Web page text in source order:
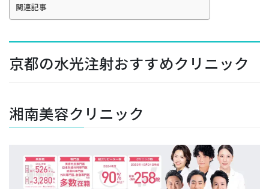
関連記事
京都の水光注射おすすめクリニック
湘南美容クリニック